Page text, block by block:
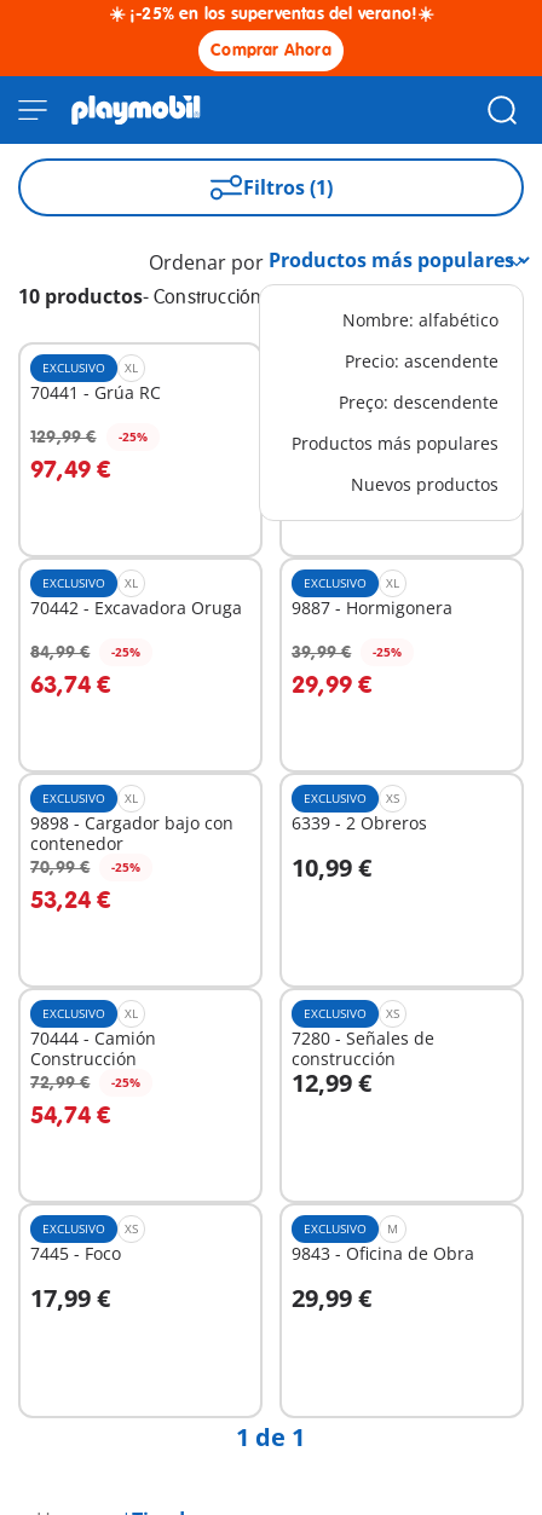
☀️ ¡-25% en los superventas del verano!☀️
Comprar Ahora
Filtros (1)
10 productos- Construcción
Ordenar por
Nombre: alfabético
Precio: ascendente
Preço: descendente
Productos más populares
Nuevos productos
EXCLUSIVO XL
70441 - Grúa RC
129,99 € -25%
97,49 €
A la cesta
EXCLUSIVO L
4041 - Cinta
Transportadora con Mini
Excavadora
49,99 €
A la cesta
EXCLUSIVO XL
70442 - Excavadora Oruga
84,99 € -25%
63,74 €
A la cesta
EXCLUSIVO XL
9887 - Hormigonera
39,99 € -25%
29,99 €
A la cesta
EXCLUSIVO XL
9898 - Cargador bajo con
contenedor
70,99 € -25%
53,24 €
A la cesta
EXCLUSIVO XS
6339 - 2 Obreros
10,99 €
A la cesta
EXCLUSIVO XL
70444 - Camión
Construcción
72,99 € -25%
54,74 €
A la cesta
EXCLUSIVO XS
7280 - Señales de
construcción
12,99 €
A la cesta
EXCLUSIVO XS
7445 - Foco
17,99 €
A la cesta
EXCLUSIVO M
9843 - Oficina de Obra
29,99 €
A la cesta
1 de 1